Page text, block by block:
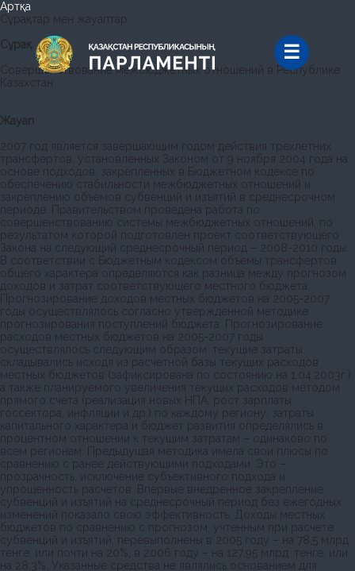
Артқа
Сұрақтар мен жауаптар
Сұрақ
Cовершенствование межбюджетных отношений в Республике
Казахстан
Жауап
2007 год является завершающим годом действия трехлетних
трансфертов, установленных Законом от 9 ноября 2004 года на
основе подходов, закрепленных в Бюджетном кодексе по
обеспечению стабильности межбюджетных отношений и
закреплению объемов субвенций и изъятий в среднесрочном
периоде. Правительством проведена работа по
совершенствованию системы межбюджетных отношений, по
результатом которой подготовлен проект соответствующего
Закона на следующий среднесрочный период – 2008-2010 годы.
В соответствии с Бюджетным кодексом объемы трансфертов
общего характера определяются как разница между прогнозом
доходов и затрат соответствующего местного бюджета.
Прогнозирование доходов местных бюджетов на 2005-2007
годы осуществлялось согласно утвержденной методике
прогнозирования поступлений бюджета. Прогнозирование
расходов местных бюджетов на 2005-2007 годы
осуществлялось следующим образом: текущие затраты
складывались исходя из расчетной базы текущих расходов
местных бюджетов (зафиксирована по состоянию на 1.04.2003г.),
а также планируемого увеличения текущих расходов методом
прямого счета (реализация новых НПА, рост зарплаты
госсектора, инфляции и др.) по каждому региону; затраты
капитального характера и бюджет развития определялись в
процентном отношении к текущим затратам – одинаково по
всем регионам. Предыдущая методика имела свои плюсы по
сравнению с ранее действующими подходами. Это –
прозрачность, исключение субъективного подхода и
упрощенность расчетов. Впервые внедренное закрепление
субвенций и изъятий на среднесрочный период без ежегодных
изменений показало свою эффективность. Доходы местных
бюджетов по сравнению с прогнозом, учтенным при расчете
субвенций и изъятий, перевыполнены в 2005 году – на 78,5 млрд.
тенге, или почти на 20%, в 2006 году – на 127,95 млрд. тенге, или
на 28,3%. Указанные средства не являлись основанием для